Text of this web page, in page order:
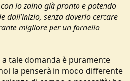
lo zaino già pronto e potendo
dall’inizio, senza doverlo cercare
migliore per un fornello
tale domanda è puramente
la penserà in modo differente